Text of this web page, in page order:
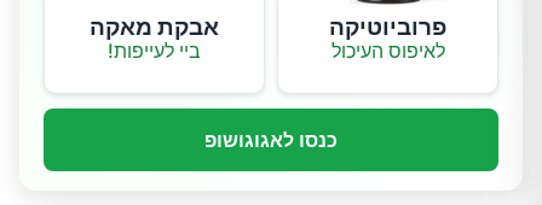
פרוביוטיקה
לאיפוס העיכול
אבקת מאקה
ביי לעייפות!
כנסו לאגוגושופ